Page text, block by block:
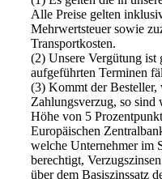
Alle Preise gelten
Mehrwertsteuer sowie
Transportkosten.
(2) Unsere Vergütung ist
aufgeführten Terminen
(3) Kommt der Besteller,
Zahlungsverzug, so sind
Höhe von 5
Europäischen
welche Unternehmer im
berechtigt,
über dem Basiszinssatz